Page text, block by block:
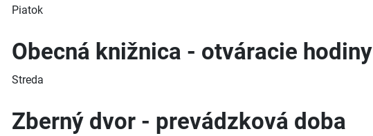
Piatok
Obecná knižnica - otváracie hodiny
Streda
Zberný dvor - prevádzková doba